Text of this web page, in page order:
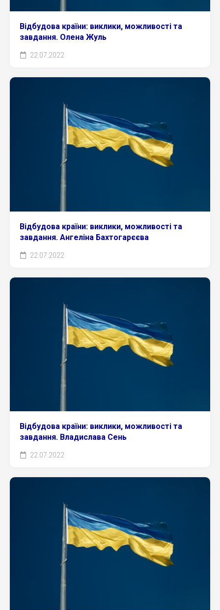
Відбудова країни: виклики, можливості та
завдання. Олена Жуль
22.07.2022
Відбудова країни: виклики, можливості та
завдання. Ангеліна Бахтогарєєва
22.07.2022
Відбудова країни: виклики, можливості та
завдання. Владислава Сень
22.07.2022